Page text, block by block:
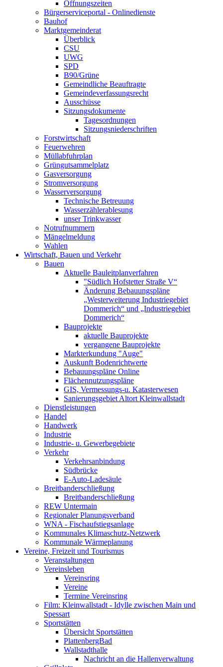
Öffnungszeiten
Bürgerserviceportal - Onlinedienste
Bauhof
Marktgemeinderat
Überblick
CSU
UWG
SPD
B90/Grüne
Gemeindliche Beauftragte
Gemeindeverfassungsrecht
Ausschüsse
Sitzungsdokumente
Tagesordnungen
Sitzungsniederschriften
Forstwirtschaft
Feuerwehren
Müllabfuhrplan
Grüngutsammelplatz
Gasversorgung
Stromversorgung
Wasserversorgung
Technische Betreuung
Wasserzählerablesung
unser Trinkwasser
Notrufnummern
Mängelmeldung
Wahlen
Wirtschaft, Bauen und Verkehr
Bauen
Aktuelle Bauleitplanverfahren
"Südlich Hofstetter Straße V“
Änderung Bebauungspläne
„Westerweiterung Industriegebiet
Dommerich“ und „Industriegebiet
Dommerich“
Bauprojekte
aktuelle Bauprojekte
vergangene Bauprojekte
Markterkundung "Auge"
Auskunft Bodenrichtwerte
Bebauungspläne Online
Flächennutzungspläne
GIS, Vermessungs-u. Katasterwesen
Sanierungsgebiet Altort Kleinwallstadt
Dienstleistungen
Handel
Handwerk
Industrie
Industrie- u. Gewerbegebiete
Verkehr
Verkehrsanbindung
Südbrücke
E-Auto-Ladesäule
Breitbanderschließung
Breitbanderschließung
REW Untermain
Regionaler Planungsverband
WNA - Fischaufstiegsanlage
Kommunales Klimaschutz-Netzwerk
Kommunale Wärmeplanung
Vereine, Freizeit und Tourismus
Veranstaltungen
Vereinsleben
Vereinsring
Vereine
Termine Vereinsring
Film: Kleinwallstadt - Idylle zwischen Main und
Spessart
Sportstätten
Übersicht Sportstätten
PlattenbergBad
Wallstadthalle
Nachricht an die Hallenverwaltung